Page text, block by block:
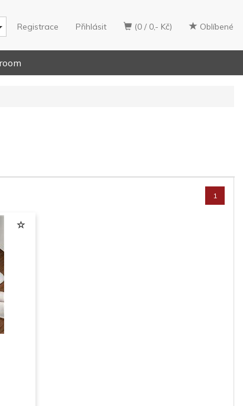
(0 / 0,- Kč) Oblíbené
Registrace Přihlásit
1